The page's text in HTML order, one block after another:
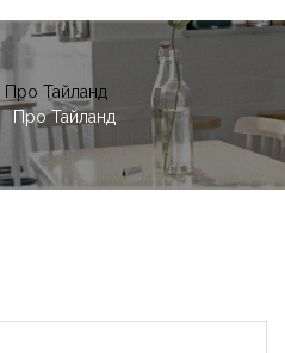
Про Тайланд
Про Тайланд